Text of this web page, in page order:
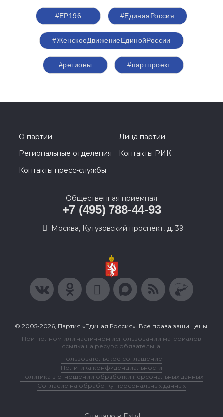
#ЕР196 #‎ЕдинаяРоссия
#ЖенскоеДвижениеЕдинойРоссии
#регионы #партпроект
О партии
Лица партии
Региональные отделения
Контакты РИК
Контакты пресс-службы
Общественная приемная
+7 (495) 788-44-93
Москва, Кутузовский проспект, д. 39
© 2005-2026, Партия «Единая Россия». Все права защищены.
При полном или частичном использовании материалов
ссылка на ресурс обязательна.
Пользовательское соглашение
Политика конфиденциальности
Политика в отношении обработки персональных данных
Согласие на обработку персональных данных